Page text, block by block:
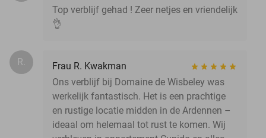
Top verblijf gehad ! Zeer netjes en vriendelijk
👌
R.
Frau R. Kwakman
Ons verblijf bij Domaine de Wisbeley was
werkelijk fantastisch. Het is een prachtige
en rustige locatie midden in de Ardennen –
ideaal om helemaal tot rust te komen. Wij